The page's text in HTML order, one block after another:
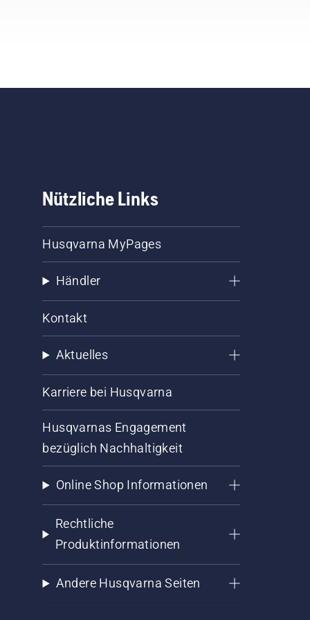
Nützliche Links
Husqvarna MyPages
Händler
Kontakt
Aktuelles
Karriere bei Husqvarna
Husqvarnas Engagement
bezüglich Nachhaltigkeit
Online Shop Informationen
Rechtliche
Produktinformationen
Andere Husqvarna Seiten